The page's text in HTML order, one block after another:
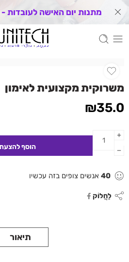
מתנות יום האישה לעובדות -
משרוקית מקצועית לאימון
₪35.0
40 אנשים צופים בזה עכשיו
לַחֲלוֹק
תיאור